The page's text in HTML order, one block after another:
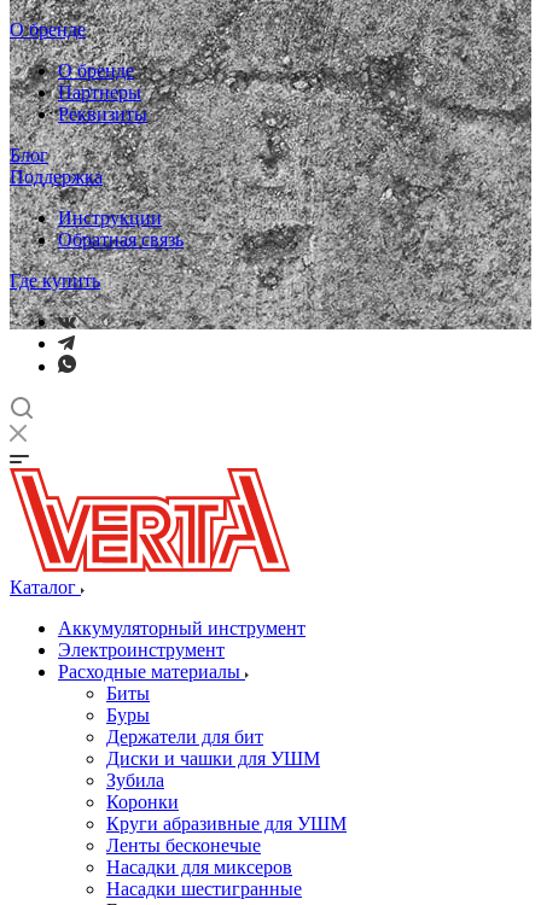
О бренде
О бренде
Партнеры
Реквизиты
Блог
Поддержка
Инструкции
Обратная связь
Где купить
Каталог
Аккумуляторный инструмент
Электроинструмент
Расходные материалы
Биты
Буры
Держатели для бит
Диски и чашки для УШМ
Зубила
Коронки
Круги абразивные для УШМ
Ленты бесконечые
Насадки для миксеров
Насадки шестигранные